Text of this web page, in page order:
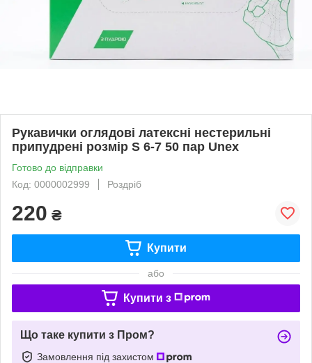
Рукавички оглядові латексні нестерильні
припудрені розмір S 6-7 50 пар Unex
Готово до відправки
Код: 0000002999
Роздріб
220 ₴
Купити
або
Купити з
Що таке купити з Пром?
Замовлення під захистом